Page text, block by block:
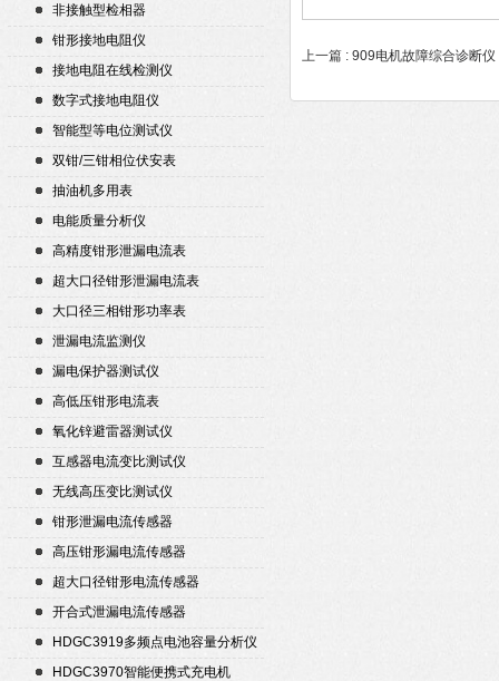
非接触型检相器
钳形接地电阻仪
接地电阻在线检测仪
数字式接地电阻仪
智能型等电位测试仪
双钳/三钳相位伏安表
抽油机多用表
电能质量分析仪
高精度钳形泄漏电流表
超大口径钳形泄漏电流表
大口径三相钳形功率表
泄漏电流监测仪
漏电保护器测试仪
高低压钳形电流表
氧化锌避雷器测试仪
互感器电流变比测试仪
无线高压变比测试仪
钳形泄漏电流传感器
高压钳形漏电流传感器
超大口径钳形电流传感器
开合式泄漏电流传感器
HDGC3919多频点电池容量分析仪
HDGC3970智能便携式充电机
上一篇 : 909电机故障综合诊断仪